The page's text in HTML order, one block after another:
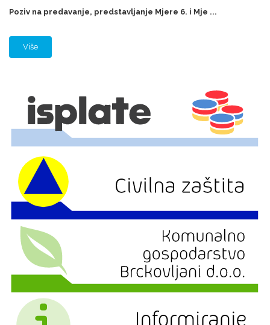
Poziv na predavanje, predstavljanje Mjere 6. i Mje ...
Više